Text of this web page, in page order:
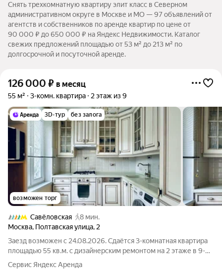
Снять трехкомнатную квартиру элит класс в Северном
административном округе в Москве и МО — 97 объявлений от
агентств и собственников по аренде квартир по цене от
90 000 ₽ до 650 000 ₽ на Яндекс Недвижимости. Каталог
свежих предложений площадью от 53 м² до 213 м² по
долгосрочной и посуточной аренде.
126 000 ₽ в месяц
55 м² 3-комн. квартира 2 этаж из 9
3D-тур без залога
возможен торг
Савёловская
8 мин.
Москва, Полтавская улица, 2
Заезд возможен с 24.08.2026. Сдаётся 3-комнатная квартира
площадью 55 кв.м. с дизайнерским ремонтом на 2 этаже в 9-
этажном доме на срок от 11 месяцев. Из техники есть:
Телевизор Духовой шкаф Стиральная машина Сушильная
Сервис Яндекс Аренда